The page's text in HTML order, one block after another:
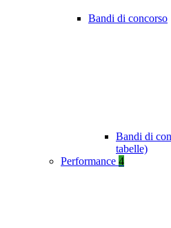
Bandi di concorso
Bandi di
tabelle)
Performance 4